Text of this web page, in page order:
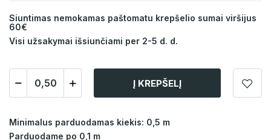
Siuntimas nemokamas paštomatu krepšelio sumai viršijus
60€
Visi užsakymai išsiunčiami per 2-5 d. d.
Į KREPŠELĮ
Minimalus parduodamas kiekis: 0,5 m
Parduodame po 0,1 m